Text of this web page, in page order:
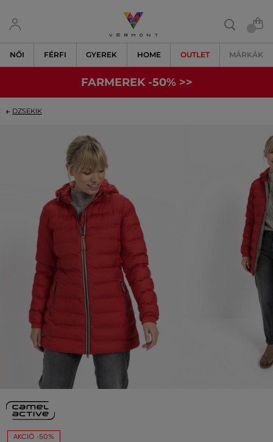
NŐI FÉRFI GYEREK HOME OUTLET MÁRKÁK
FARMEREK -50% >>
DZSEKIK
AKCIÓ -50%